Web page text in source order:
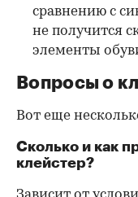
сравнению с
не получится
элементы
Вопросы о
Вот еще
Сколько и как
клейстер?